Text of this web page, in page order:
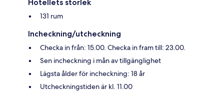
Hotellets storlek
131 rum
Incheckning/utcheckning
Checka in från: 15.00. Checka in fram till: 23.00.
Sen incheckning i mån av tillgänglighet
Lägsta ålder för incheckning: 18 år
Utcheckningstiden är kl. 11.00